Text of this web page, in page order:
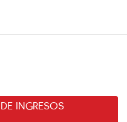
INGRESOS